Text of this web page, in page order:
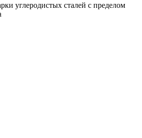
углеродистых сталей с пределом